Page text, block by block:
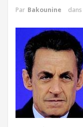
Par Bakounine dans